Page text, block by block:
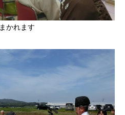
かれます